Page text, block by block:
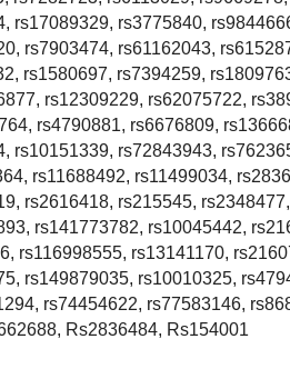
rs17089329, rs3775840,
rs7903474, rs61162043,
rs1580697, rs7394259,
rs12309229, rs62075722,
rs4790881, rs6676809,
rs10151339, rs72843943,
rs11688492, rs11499034,
rs2616418, rs215545,
rs141773782, rs10045442,
rs116998555, rs13141170,
rs149879035, rs10010325,
rs74454622, rs77583146,
Rs2836484, Rs154001